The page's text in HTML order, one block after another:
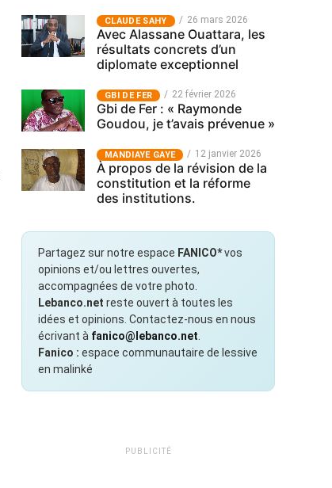
CLAUDE SAHY 26 mars 2026
Avec Alassane Ouattara, les
résultats concrets d’un
diplomate exceptionnel
GBI DE FER 22 février 2026
Gbi de Fer : « Raymonde
Goudou, je t’avais prévenue »
MANDIAYE GAYE 12 janvier 2026
À propos de la révision de la
constitution et la réforme
des institutions.
Partagez sur notre espace FANICO*vos
opinions et/ou lettres ouvertes,
accompagnées de votre photo.
Lebanco.net reste ouvert à toutes les
idées et opinions. Contactez-nous en nous
écrivant à fanico@lebanco.net
Fanico : espace communautaire de lessive
en malinké
PUBLICITÉ